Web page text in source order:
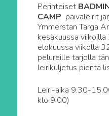
Perinteiset
CAMP päiväleirit
Ymmerstan Targa
kesäkuussa
elokuussa viikolla
pelureille tarjolla
leirikuljetus pientä
Leiri-aika 9.30-
klo 9.00)